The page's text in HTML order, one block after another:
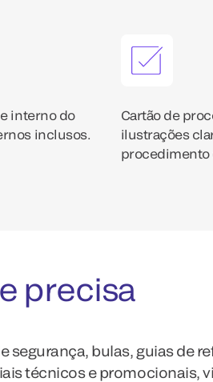
interno do
inclusos.
Cartão de
ilustrações
procedimento
precisa
segurança, bulas, guias de
técnicos e promocionais,